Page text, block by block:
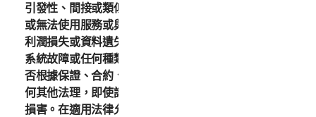
引發性、間接或類似的損害對閣下負責，包括不對因使用
或無法使用服務或與本 LSA 相關的其他方面而造成的任何
利潤損失或資料遺失、商譽損失、服務中斷、電腦損壞、
系統故障或任何種類之替代服務的成本損失負責，不論是
否根據保證、合約、侵權行為 (包括過失)、產品責任或任
何其他法理，即使諾頓LifeLock 已被告知可能發生此類
損害。在適用法律允許的最大範圍內，任何情況下，諾頓